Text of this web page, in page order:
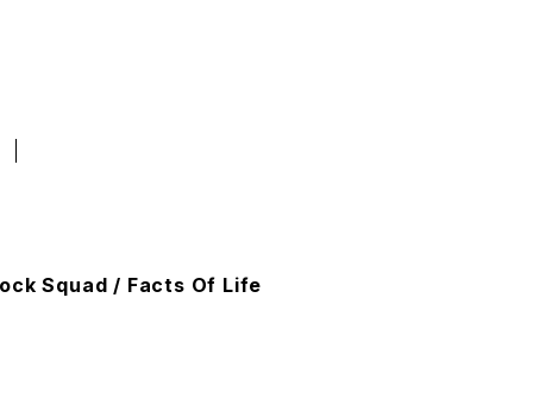
Squad / Facts Of Life